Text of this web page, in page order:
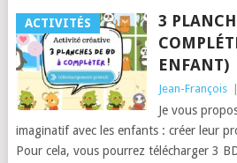
ACTIVITÉS
3
ENFANT)
Jean-François
Je vous
imaginatif avec les enfants : créer leur
Pour cela, vous pourrez télécharger 3